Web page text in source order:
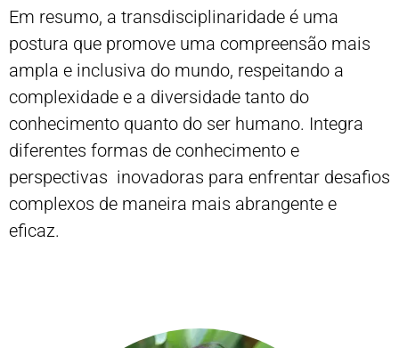
Em resumo, a transdisciplinaridade é uma
postura que promove uma compreensão mais
ampla e inclusiva do mundo, respeitando a
complexidade e a diversidade tanto do
conhecimento quanto do ser humano. Integra
diferentes formas de conhecimento e
perspectivas inovadoras para enfrentar desafios
complexos de maneira mais abrangente e
eficaz.